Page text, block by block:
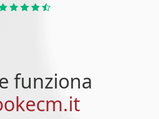
funziona